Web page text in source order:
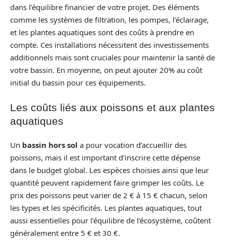
dans l’équilibre financier de votre projet. Des éléments
comme les systèmes de filtration, les pompes, l’éclairage,
et les plantes aquatiques sont des coûts à prendre en
compte. Ces installations nécessitent des investissements
additionnels mais sont cruciales pour maintenir la santé de
votre bassin. En moyenne, on peut ajouter 20% au coût
initial du bassin pour ces équipements.
Les coûts liés aux poissons et aux plantes
aquatiques
Un bassin hors sol a pour vocation d’accueillir des
poissons, mais il est important d’inscrire cette dépense
dans le budget global. Les espèces choisies ainsi que leur
quantité peuvent rapidement faire grimper les coûts. Le
prix des poissons peut varier de 2 € à 15 € chacun, selon
les types et les spécificités. Les plantes aquatiques, tout
aussi essentielles pour l’équilibre de l’écosystème, coûtent
généralement entre 5 € et 30 €.